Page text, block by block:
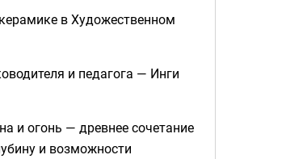
в Художественном
и педагога — Инги
и огонь — древнее сочетание
и возможности